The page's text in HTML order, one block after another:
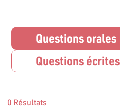
Questions orales
Questions écrites
0 Résultats